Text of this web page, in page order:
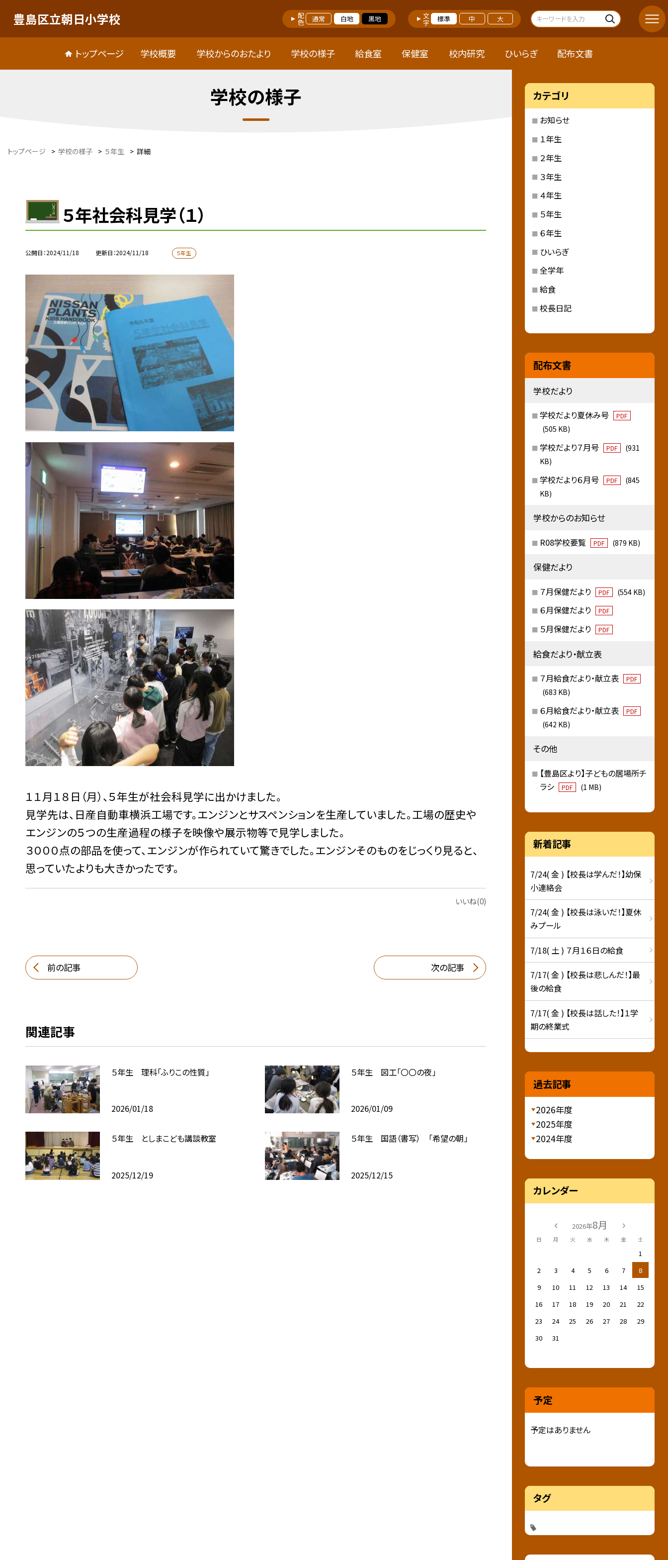
豊島区立朝日小学校 配色 通常 白地 黒地 文字 標準 中 大
トップページ 学校概要 学校からのおたより 学校の様子 給食室 保健室 校内研究 ひいらぎ 配布文書
学校の様子
トップページ > 学校の様子 > ５年生 > 詳細
５年社会科見学（１）
公開日 2024/11/18 更新日 2024/11/18 ５年生
１１月１８日（月）、５年生が社会科見学に出かけました。
見学先は、日産自動車横浜工場です。エンジンとサスペンションを生産していました。工場の歴史や
エンジンの５つの生産過程の様子を映像や展示物等で見学しました。
３０００点の部品を使って、エンジンが作られていて驚きでした。エンジンそのものをじっくり見ると、
思っていたよりも大きかったです。
いいね(0)
前の記事 次の記事
関連記事
５年生 理科「ふりこの性質」
2026/01/18
５年生 図工「〇〇の夜」
2026/01/09
５年生 としまこども講談教室
2025/12/19
５年生 国語（書写） 「希望の朝」
2025/12/15
カテゴリ
お知らせ
１年生
２年生
３年生
４年生
５年生
６年生
ひいらぎ
全学年
給食
校長日記
配布文書
学校だより
学校だより夏休み号 PDF
(505 KB)
学校だより７月号 PDF
(931
KB)
学校だより６月号 PDF
(845
KB)
学校からのお知らせ
R08学校要覧 PDF (879 KB)
保健だより
７月保健だより PDF (554 KB)
６月保健だより PDF
５月保健だより PDF
給食だより・献立表
７月給食だより・献立表 PDF
(683 KB)
６月給食だより・献立表 PDF
(642 KB)
その他
【豊島区より】子どもの居場所チ
ラシ
PDF (1 MB)
新着記事
7/24( 金 ) 【校長は学んだ！】幼保
小連絡会
7/24( 金 ) 【校長は泳いだ！】夏休
みプール
7/18( 土 ) ７月１６日の給食
7/17( 金 ) 【校長は悲しんだ！】最
後の給食
7/17( 金 ) 【校長は話した！】１学
期の終業式
過去記事
2026年度
2025年度
2024年度
カレンダー
2026年8月
日 月 火 水 木 金 土
1
2
3 4 5 6 7
8
9
10 11 12 13 14
15
16
17 18 19 20 21
22
23
24 25 26 27 28
29
30
31
予定
予定はありません
タグ